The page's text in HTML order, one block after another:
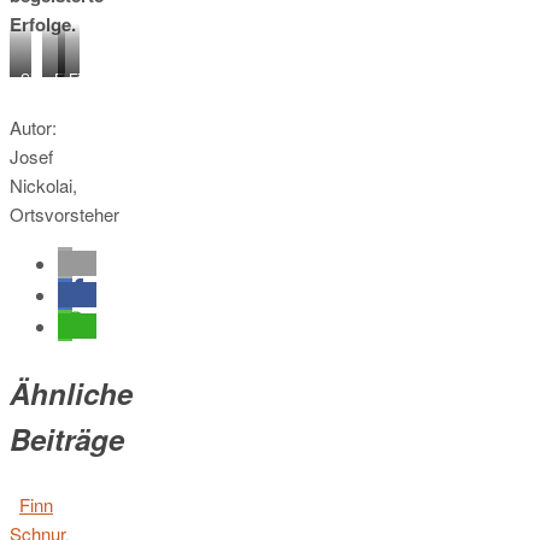
Erfolge.
Siegerehrung
Finn
Aktion
Finn
Autor:
Josef
Nickolai,
Ortsvorsteher
Ähnliche
Beiträge
Finn
Schnur,